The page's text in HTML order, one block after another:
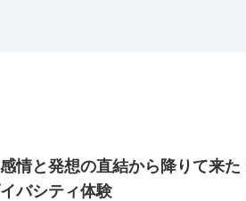
情と発想の直結から降りて来た
バシティ体験